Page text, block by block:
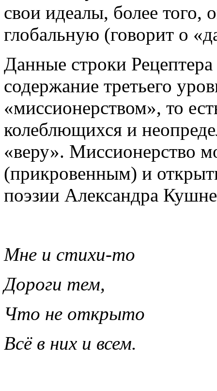
свои идеалы, более того,
глобальную (говорит о
Данные строки
содержание третьего
«миссионерством», то
колеблющихся и
«веру». Миссионерство
(прикровенным) и
поэзии Александра
Мне и стихи-то
Дороги тем,
Что не открыто
Всё в них и всем.